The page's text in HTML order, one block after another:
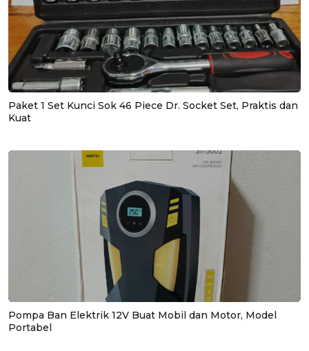
Paket 1 Set Kunci Sok 46 Piece Dr. Socket Set, Praktis dan
Kuat
Pompa Ban Elektrik 12V Buat Mobil dan Motor, Model
Portabel